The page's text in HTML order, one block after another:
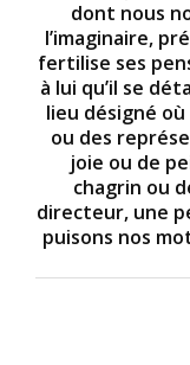
dont nous
l’imaginaire,
fertilise ses
à lui qu’il se
lieu désigné où
ou des
joie ou de
chagrin ou
directeur, une
puisons nos